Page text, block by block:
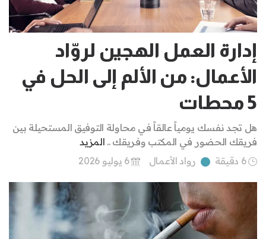
إدارة العمل الهجين لروّاد
الأعمال: من الألم إلى الحل في
5 محطات
هل تجد نفسك يومياً عالقاً في محاولة التوفيق المستحيلة بين
فريقك الحضور في المكتب وفريقك .. المزيد
6 دقيقة
رواد الأعمال 6 يوليو 2026